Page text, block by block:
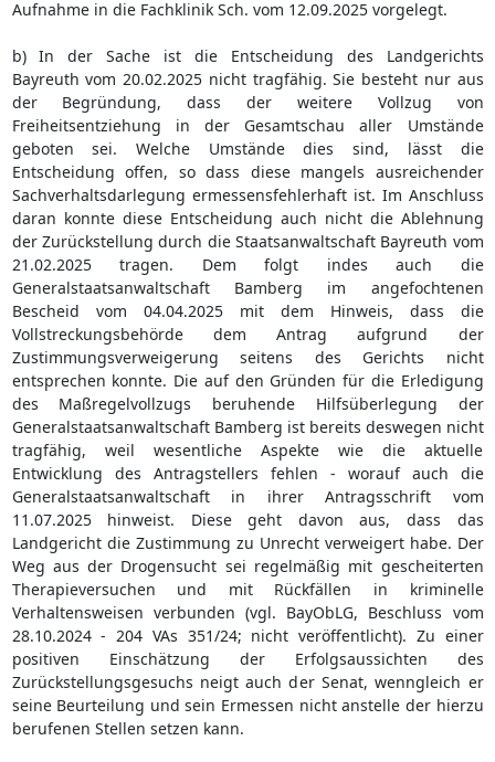
Aufnahme in die Fachklinik Sch. vom 12.09.2025 vorgelegt.
b) In der Sache ist die Entscheidung des Landgerichts
Bayreuth vom 20.02.2025 nicht tragfähig. Sie besteht nur aus
der Begründung, dass der weitere Vollzug von
Freiheitsentziehung in der Gesamtschau aller Umstände
geboten sei. Welche Umstände dies sind, lässt die
Entscheidung offen, so dass diese mangels ausreichender
Sachverhaltsdarlegung ermessensfehlerhaft ist. Im Anschluss
daran konnte diese Entscheidung auch nicht die Ablehnung
der Zurückstellung durch die Staatsanwaltschaft Bayreuth vom
21.02.2025 tragen. Dem folgt indes auch die
Generalstaatsanwaltschaft Bamberg im angefochtenen
Bescheid vom 04.04.2025 mit dem Hinweis, dass die
Vollstreckungsbehörde dem Antrag aufgrund der
Zustimmungsverweigerung seitens des Gerichts nicht
entsprechen konnte. Die auf den Gründen für die Erledigung
des Maßregelvollzugs beruhende Hilfsüberlegung der
Generalstaatsanwaltschaft Bamberg ist bereits deswegen nicht
tragfähig, weil wesentliche Aspekte wie die aktuelle
Entwicklung des Antragstellers fehlen - worauf auch die
Generalstaatsanwaltschaft in ihrer Antragsschrift vom
11.07.2025 hinweist. Diese geht davon aus, dass das
Landgericht die Zustimmung zu Unrecht verweigert habe. Der
Weg aus der Drogensucht sei regelmäßig mit gescheiterten
Therapieversuchen und mit Rückfällen in kriminelle
Verhaltensweisen verbunden (vgl. BayObLG, Beschluss vom
28.10.2024 - 204 VAs 351/24; nicht veröffentlicht). Zu einer
positiven Einschätzung der Erfolgsaussichten des
Zurückstellungsgesuchs neigt auch der Senat, wenngleich er
seine Beurteilung und sein Ermessen nicht anstelle der hierzu
berufenen Stellen setzen kann.